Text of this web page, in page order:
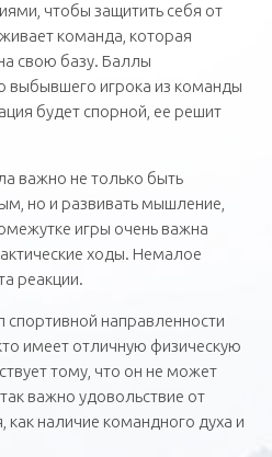
чтобы защитить себя от
команда, которая
свою базу. Баллы
выбывшего игрока из команды
будет спорной, ее решит
важно не только быть
но и развивать мышление,
игры очень важна
ходы. Немалое
реакции.
спортивной направленности
имеет отличную физическую
тому, что он не может
важно удовольствие от
наличие командного духа и